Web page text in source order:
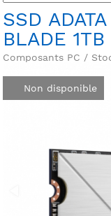
SSD
BLADE
Composants PC /
Non disponible